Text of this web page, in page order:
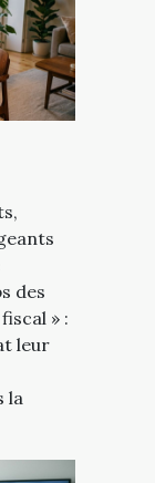
des
» :
leur
la